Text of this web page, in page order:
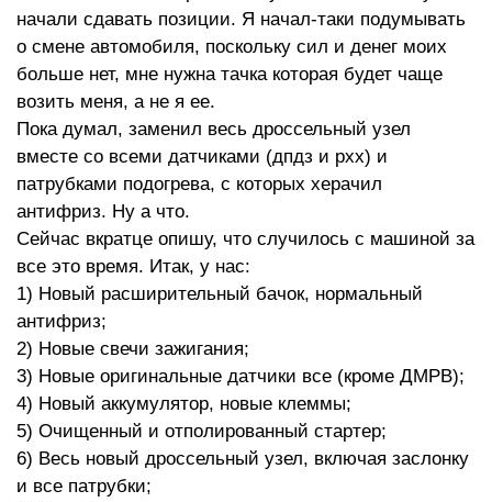
начали сдавать позиции. Я начал-таки подумывать
о смене автомобиля, поскольку сил и денег моих
больше нет, мне нужна тачка которая будет чаще
возить меня, а не я ее.
Пока думал, заменил весь дроссельный узел
вместе со всеми датчиками (дпдз и рхх) и
патрубками подогрева, с которых херачил
антифриз. Ну а что.
Сейчас вкратце опишу, что случилось с машиной за
все это время. Итак, у нас:
1) Новый расширительный бачок, нормальный
антифриз;
2) Новые свечи зажигания;
3) Новые оригинальные датчики все (кроме ДМРВ);
4) Новый аккумулятор, новые клеммы;
5) Очищенный и отполированный стартер;
6) Весь новый дроссельный узел, включая заслонку
и все патрубки;